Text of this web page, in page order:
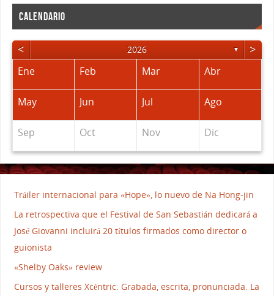
CALENDARIO
< 2026 ▼ >
Ene Feb Mar Abr
May Jun Jul Ago
Sep Oct Nov Dic
Tráiler internacional para «Hope», lo nuevo de Na Hong-jin
La retrospectiva que el Festival de San Sebastián dedicará a
José Giovanni incluirá 20 títulos firmados como director o
guionista
«Shelby Oaks» review
Cursos y talleres Xcèntric: Grabada, escrita, pronunciada. La